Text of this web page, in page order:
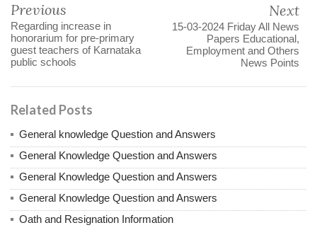
Previous
Regarding increase in
honorarium for pre-primary
guest teachers of Karnataka
public schools
Next
15-03-2024 Friday All News
Papers Educational,
Employment and Others
News Points
Related Posts
General knowledge Question and Answers
General Knowledge Question and Answers
General Knowledge Question and Answers
General Knowledge Question and Answers
Oath and Resignation Information